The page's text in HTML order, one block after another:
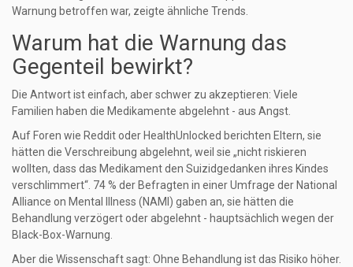
Warnung betroffen war, zeigte ähnliche Trends.
Warum hat die Warnung das
Gegenteil bewirkt?
Die Antwort ist einfach, aber schwer zu akzeptieren: Viele
Familien haben die Medikamente abgelehnt - aus Angst.
Auf Foren wie Reddit oder HealthUnlocked berichten Eltern, sie
hätten die Verschreibung abgelehnt, weil sie „nicht riskieren
wollten, dass das Medikament den Suizidgedanken ihres Kindes
verschlimmert“. 74 % der Befragten in einer Umfrage der National
Alliance on Mental Illness (NAMI) gaben an, sie hätten die
Behandlung verzögert oder abgelehnt - hauptsächlich wegen der
Black-Box-Warnung.
Aber die Wissenschaft sagt: Ohne Behandlung ist das Risiko höher.